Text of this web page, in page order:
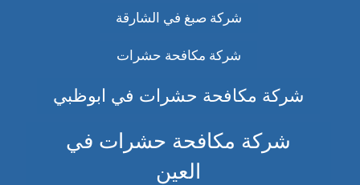
شركة صبغ في الشارقة
شركة مكافحة حشرات
شركة مكافحة حشرات في ابوظبي
شركة مكافحة حشرات في
العين